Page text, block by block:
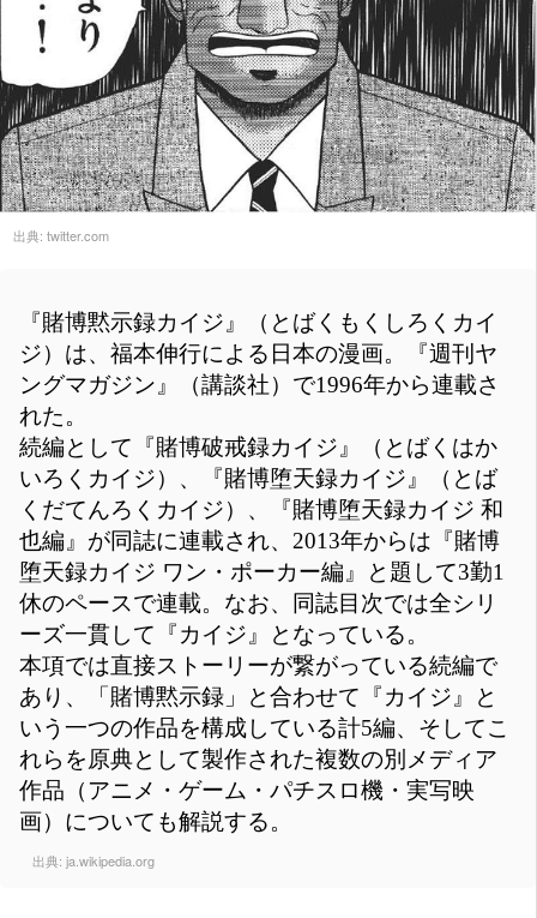
出典: twitter.com
『賭博黙示録カイジ』（とばくもくしろくカイ
ジ）は、福本伸行による日本の漫画。『週刊ヤ
ングマガジン』（講談社）で1996年から連載さ
れた。
続編として『賭博破戒録カイジ』（とばくはか
いろくカイジ）、『賭博堕天録カイジ』（とば
くだてんろくカイジ）、『賭博堕天録カイジ 和
也編』が同誌に連載され、2013年からは『賭博
堕天録カイジ ワン・ポーカー編』と題して3勤1
休のペースで連載。なお、同誌目次では全シリ
ーズ一貫して『カイジ』となっている。
本項では直接ストーリーが繋がっている続編で
あり、「賭博黙示録」と合わせて『カイジ』と
いう一つの作品を構成している計5編、そしてこ
れらを原典として製作された複数の別メディア
作品（アニメ・ゲーム・パチスロ機・実写映
画）についても解説する。
出典: ja.wikipedia.org